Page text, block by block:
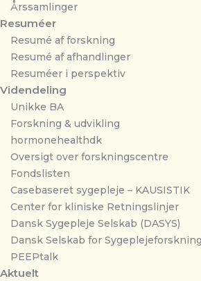
Årssamlinger
Resuméer
Resumé af forskning
Resumé af afhandlinger
Resuméer i perspektiv
Videndeling
Unikke BA
Forskning & udvikling
hormonehealthdk
Oversigt over forskningscentre
Fondslisten
Casebaseret sygepleje – KAUSISTIK
Center for kliniske Retningslinjer
Dansk Sygepleje Selskab (DASYS)
Dansk Selskab for Sygeplejeforskning
PEEPtalk
Aktuelt